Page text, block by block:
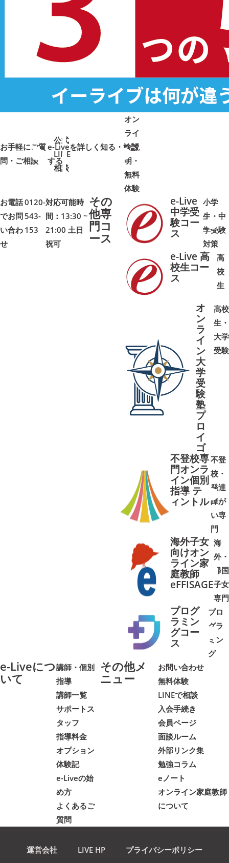
公式
LINE
相談
お手軽にご質
問・ご相談➜ ➜
オン
ライ
ン説
明・
無料
体験
e-Liveを詳しく知る・検討
する
➜➜
お電話
でお問
い合わ
せ
0120-
543-
153
対応可能時
間：13:30 ~
21:00 土日
祝可
その
他専
門コ
ース
e-Live
中学受
験コー
ス
小学
生・中
学受験
対策
➜➜
e-Live 高
校生コー
ス
高
校
生
➜➜
オ
ン
ラ
イ
ン
大
学
受
験
塾
プ
ロ
イ
ゴ
高校
生・
大学
受験
不登校専
門オンラ
イン個別
指導 テ
ィントル
不登
校・
発達
障が
い専
門
➜➜
海外子女
向けオン
ライン家
庭教師
eFFISAGE
海
外・
帰国
子女
専門
➜➜
プログ
ラミン
グコー
ス
プロ
グラ
ミン
グ
➜➜
e-Liveにつ
いて
講師・個別
指導
講師一覧
サポートス
タッフ
指導料金
オプション
体験記
e-Liveの始
め方
よくあるご
質問
その他メ
ニュー
お問い合わせ
無料体験
LINEで相談
入会手続き
会員ページ
面談ルーム
外部リンク集
勉強コラム
eノート
オンライン家庭教師
について
運営会社 LIVE HP
プライバシーポリシー